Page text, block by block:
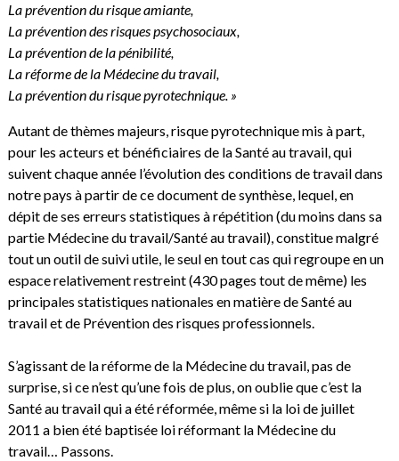
La prévention du risque amiante,
La prévention des risques psychosociaux,
La prévention de la pénibilité,
La réforme de la Médecine du travail,
La prévention du risque pyrotechnique. »
Autant de thèmes majeurs, risque pyrotechnique mis à part,
pour les acteurs et bénéficiaires de la Santé au travail, qui
suivent chaque année l’évolution des conditions de travail dans
notre pays à partir de ce document de synthèse, lequel, en
dépit de ses erreurs statistiques à répétition (du moins dans sa
partie Médecine du travail/Santé au travail), constitue malgré
tout un outil de suivi utile, le seul en tout cas qui regroupe en un
espace relativement restreint (430 pages tout de même) les
principales statistiques nationales en matière de Santé au
travail et de Prévention des risques professionnels.
S’agissant de la réforme de la Médecine du travail, pas de
surprise, si ce n’est qu’une fois de plus, on oublie que c’est la
Santé au travail qui a été réformée, même si la loi de juillet
2011 a bien été baptisée loi réformant la Médecine du
travail… Passons.